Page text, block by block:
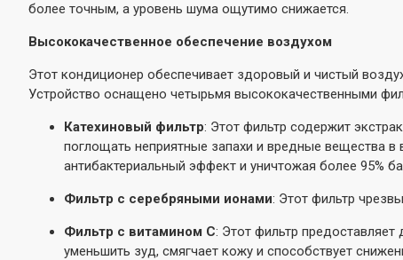
более точным, а уровень шума ощутимо снижается.
Высококачественное обеспечение воздухом
Этот кондиционер обеспечивает здоровый и чистый
Устройство оснащено четырьмя высококачественными
Катехиновый фильтр: Этот фильтр содержит
поглощать неприятные запахи и вредные вещества
антибактериальный эффект и уничтожая более 95%
Фильтр с серебряными ионами: Этот фильтр
Фильтр с витамином C: Этот фильтр
уменьшить зуд, смягчает кожу и способствует